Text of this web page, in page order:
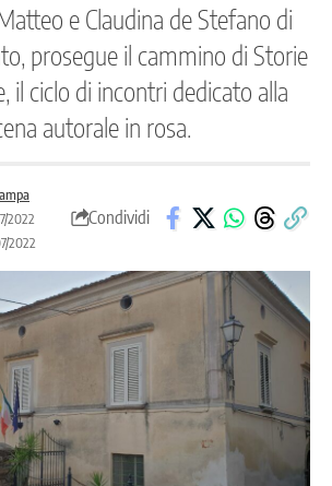
e Claudina de Stefano di
prosegue il cammino di Storie
il ciclo di incontri dedicato alla
autorale in rosa.
2022
2022
Condividi